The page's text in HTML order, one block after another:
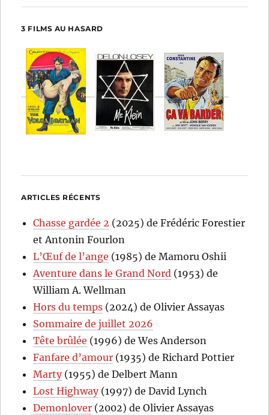
3 FILMS AU HASARD
ARTICLES RÉCENTS
Chasse gardée 2 (2025) de Frédéric Forestier
et Antonin Fourlon
L’Œuf de l’ange (1985) de Mamoru Oshii
Aventure dans le Grand Nord (1953) de
William A. Wellman
Hors du temps (2024) de Olivier Assayas
Sommaire de juillet 2026
Tête brûlée (1996) de Wes Anderson
Fanfare d’amour (1935) de Richard Pottier
Marty(1955) de Delbert Mann
Lost Highway(1997) de David Lynch
Demonlover (2002) de Olivier Assayas